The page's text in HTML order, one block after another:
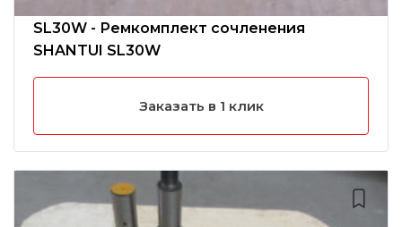
SL30W - Ремкомплект сочленения
SHANTUI SL30W
Заказать в 1 клик